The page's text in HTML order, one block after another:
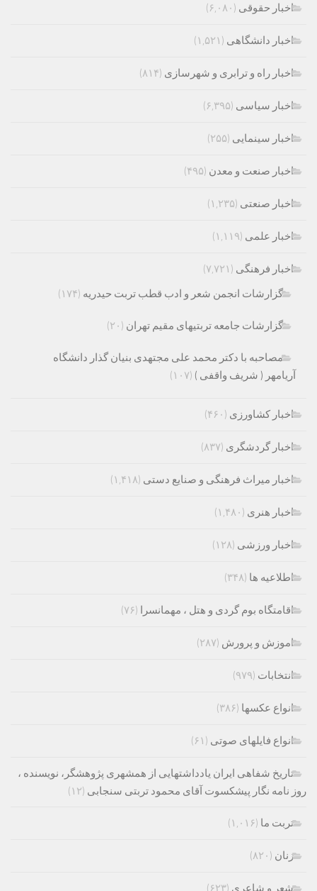
اخبار حقوقی (۶,۰۸۰)
اخبار دانشگاهی (۱,۵۲۱)
اخبار راه و ترابری و شهرسازی (۸۱۴)
اخبار سیاسی (۶,۳۹۵)
اخبار سینمایی (۲۵۵)
اخبار صنعت و معدن (۴۹۵)
اخبار صنعتی (۱,۲۳۵)
اخبار علمی (۱,۱۱۹)
اخبار فرهنگی (۷,۷۲۱)
گزارشات انجمن شعر و ادب قطب تربت حیدریه (۱۷۴)
گزارشات جامعه تربتیهای مقیم تهران (۲۰)
مصاحبه با دکتر محمد علی مجتهدی بنیان گذار دانشگاه
آریامهر ( شریف واقفی ) (۱۰۷)
اخبار کشاورزی (۴۶۰)
اخبار گردشگری (۸۳۷)
اخبار میراث فرهنگی و صنایع دستی (۱,۴۱۸)
اخبار هنری (۱,۴۸۰)
اخبار ورزشی (۱۲۸)
اطلاعیه ها (۳۴۸)
اقامتگاه بوم گردی و هتل ، مهمانسرا (۷۶)
اموزش و پرورش (۲۸۷)
انتخابات (۹۷۹)
انواع عکسها (۳۸۶)
انواع فایلهای صوتی (۶۱)
تاریخ شفاهی ایران یادداشتهایی از همشهری پژوهشگر، نویسنده ،
روز نامه نگار پیشکسوت آقای محمود تربتی سنجابی (۱۲)
تربت ما (۱,۰۱۶)
زنان (۸۲۰)
شعر و شاعری (۶۲۳)